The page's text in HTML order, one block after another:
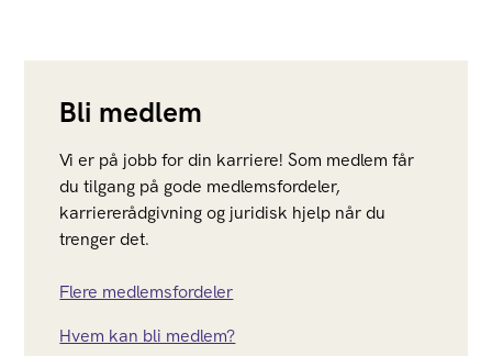
Bli medlem
Vi er på jobb for din karriere! Som medlem får
du tilgang på gode medlemsfordeler,
karriererådgivning og juridisk hjelp når du
trenger det.
Flere medlemsfordeler
Hvem kan bli medlem?